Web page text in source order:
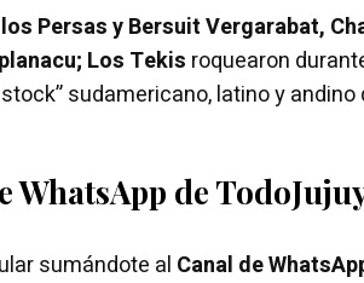
Persas y Bersuit Vergarabat,
Los Tekis roquearon
sudamericano, latino y andino
WhatsApp de
sumándote al Canal de